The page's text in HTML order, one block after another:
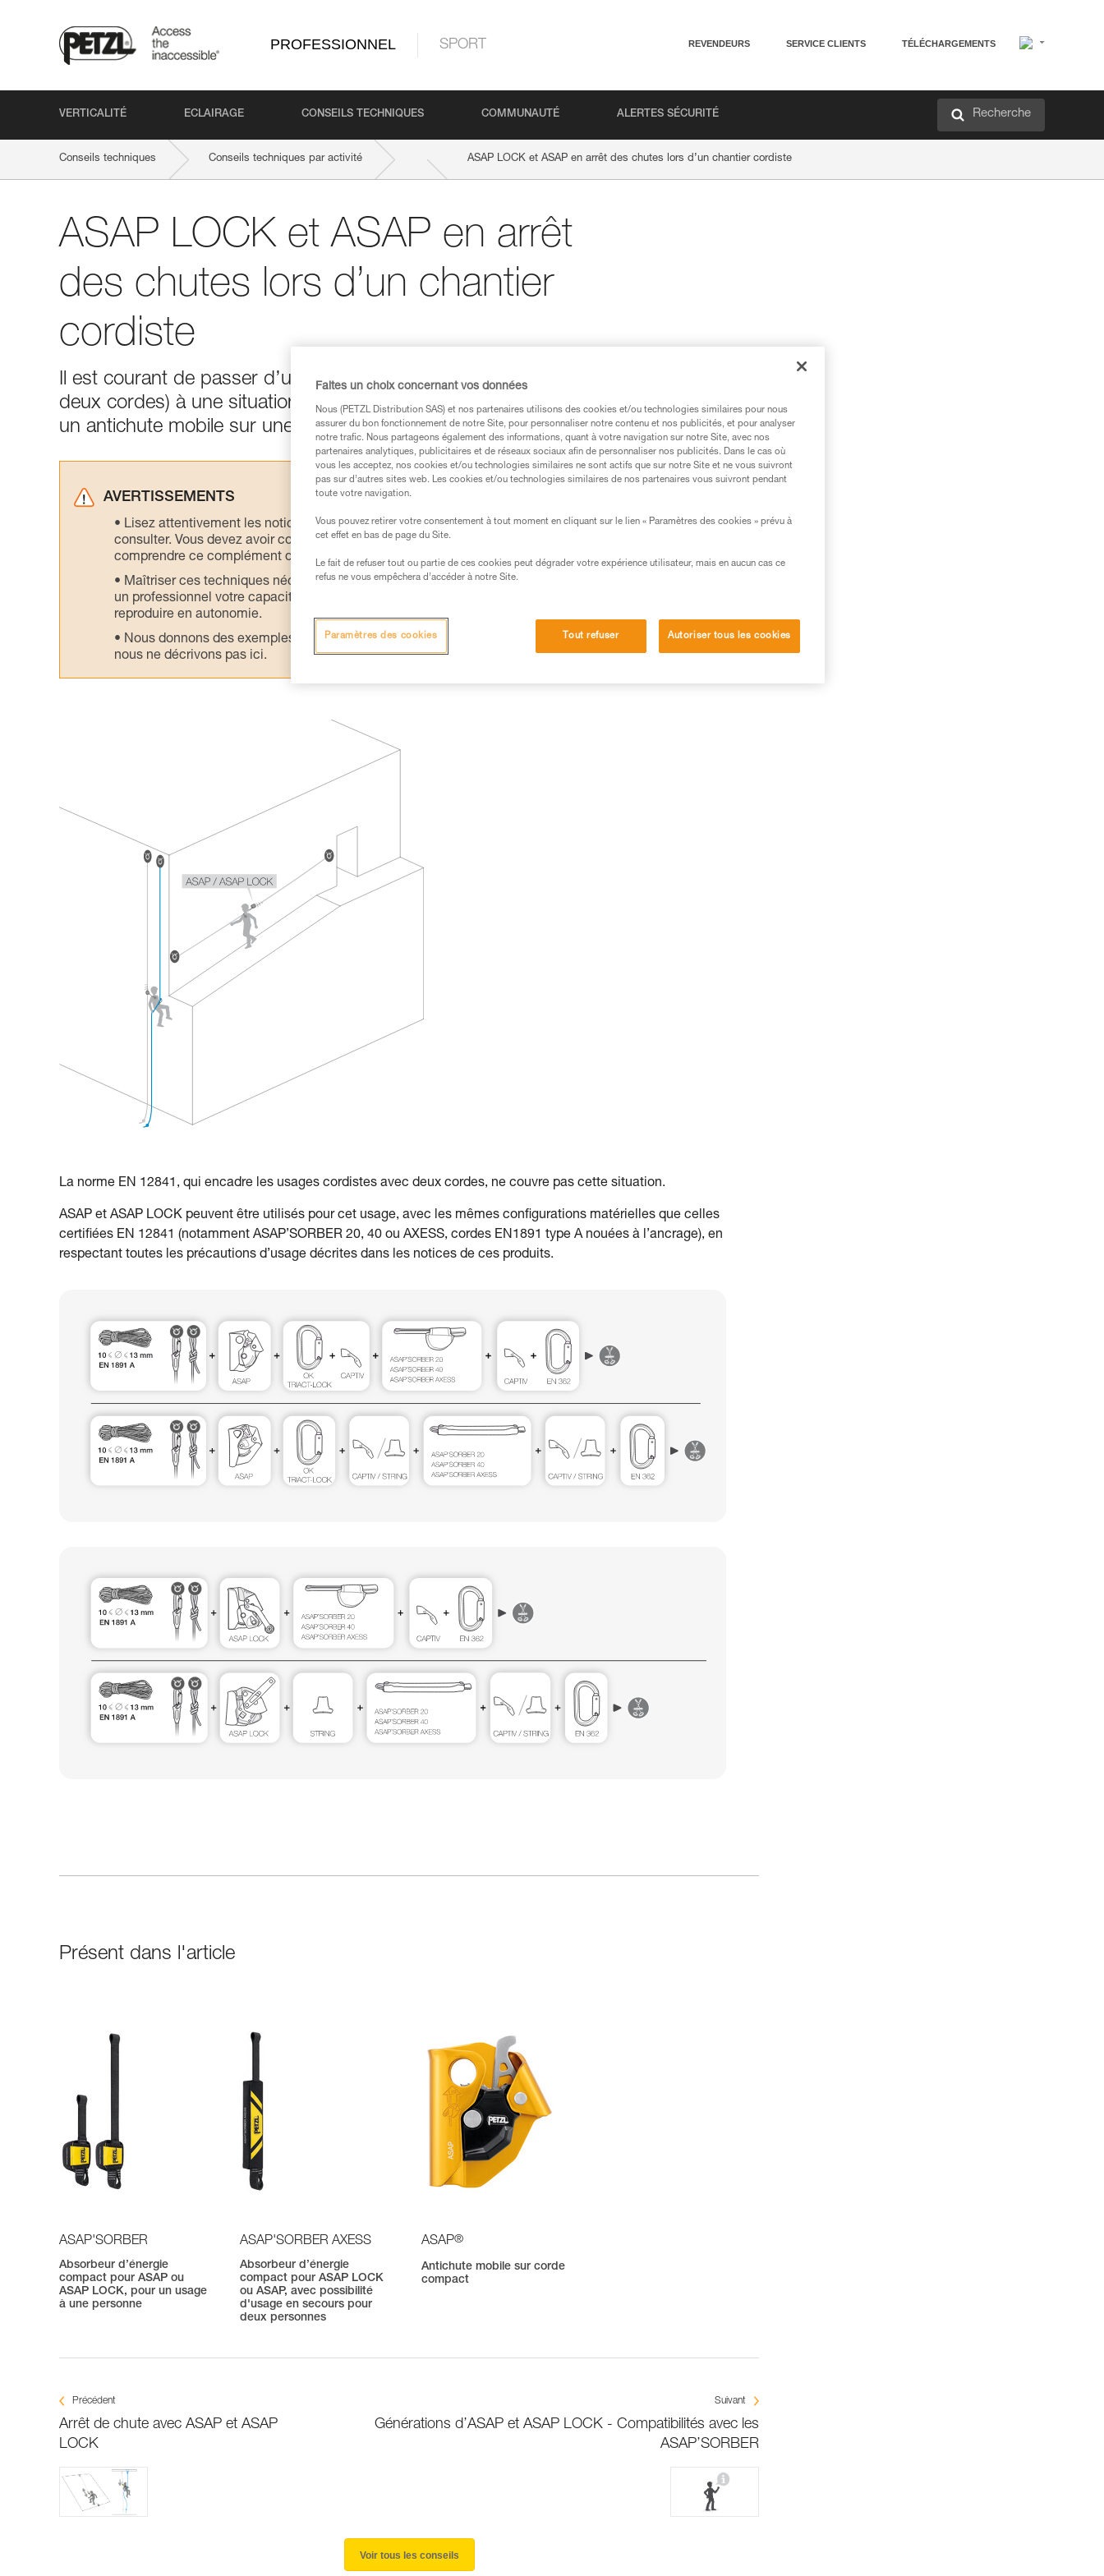
PROFESSIONNEL SPORT REVENDEURS SERVICE CLIENTS TÉLÉCHARGEMENTS
VERTICALITÉ ECLAIRAGE CONSEILS TECHNIQUES COMMUNAUTÉ ALERTES SÉCURITÉ Recherche
Conseils techniques Conseils techniques par activité ASAP LOCK et ASAP en arrêt des chutes lors d’un chantier cordiste
ASAP LOCK et ASAP en arrêt
des chutes lors d’un chantier
cordiste
Il est courant de passer d’une situation cordiste (progression sur un système de
deux cordes) à une situation d’arrêt des chutes (progression sur la structure avec
un antichute mobile sur une corde d’assurage).
AVERTISSEMENTS
Lisez attentivement les notices techniques des produits utilisés dans ce conseil avant de le
consulter. Vous devez avoir compris les informations de la notice technique pour pouvoir
comprendre ce complément d’informations.
Maîtriser ces techniques nécessite une formation et un entraînement spécifique. Validez avec
un professionnel votre capacité à refaire la manipulation, seul, en toute sécurité, avant de la
reproduire en autonomie.
Nous donnons des exemples de techniques liées à votre activité. Il peut en exister d’autres que
nous ne décrivons pas ici.
La norme EN 12841, qui encadre les usages cordistes avec deux cordes, ne couvre pas cette situation.
ASAP et ASAP LOCK peuvent être utilisés pour cet usage, avec les mêmes configurations matérielles que celles
certifiées EN 12841 (notamment ASAP’SORBER 20, 40 ou AXESS, cordes EN1891 type A nouées à l’ancrage), en
respectant toutes les précautions d’usage décrites dans les notices de ces produits.
Présent dans l'article
ASAP'SORBER
Absorbeur d’énergie
compact pour ASAP ou
ASAP LOCK, pour un usage
à une personne
ASAP'SORBER AXESS
Absorbeur d’énergie
compact pour ASAP LOCK
ou ASAP, avec possibilité
d'usage en secours pour
deux personnes
ASAP®
Antichute mobile sur corde
compact
Précédent
Arrêt de chute avec ASAP et ASAP
LOCK
Suivant
Générations d’ASAP et ASAP LOCK - Compatibilités avec les
ASAP’SORBER
Voir tous les conseils
Faites un choix concernant vos données
Nous (PETZL Distribution SAS) et nos partenaires utilisons des cookies et/ou technologies similaires pour nous
assurer du bon fonctionnement de notre Site, pour personnaliser notre contenu et nos publicités, et pour analyser
notre trafic. Nous partageons également des informations, quant à votre navigation sur notre Site, avec nos
partenaires analytiques, publicitaires et de réseaux sociaux afin de personnaliser nos publicités. Dans le cas où
vous les acceptez, nos cookies et/ou technologies similaires ne sont actifs que sur notre Site et ne vous suivront
pas sur d’autres sites web. Les cookies et/ou technologies similaires de nos partenaires vous suivront pendant
toute votre navigation.
Vous pouvez retirer votre consentement à tout moment en cliquant sur le lien « Paramètres des cookies » prévu à
cet effet en bas de page du Site.
Le fait de refuser tout ou partie de ces cookies peut dégrader votre expérience utilisateur, mais en aucun cas ce
refus ne vous empêchera d’accéder à notre Site.
Tout refuser Autoriser tous les cookies
Paramètres des cookies